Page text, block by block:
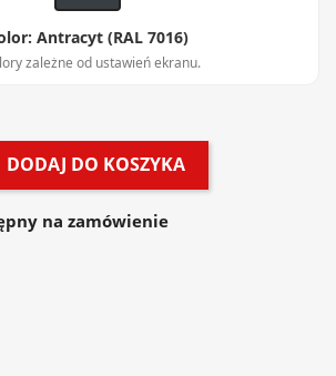
Antracyt (RAL 7016)
zależne od ustawień ekranu.
DODAJ DO KOSZYKA
na zamówienie